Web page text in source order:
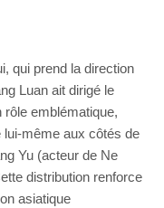
qui prend la direction
Luan ait dirigé le
emblématique,
lui-même aux côtés de
Yu (acteur de Ne
distribution renforce
asiatique